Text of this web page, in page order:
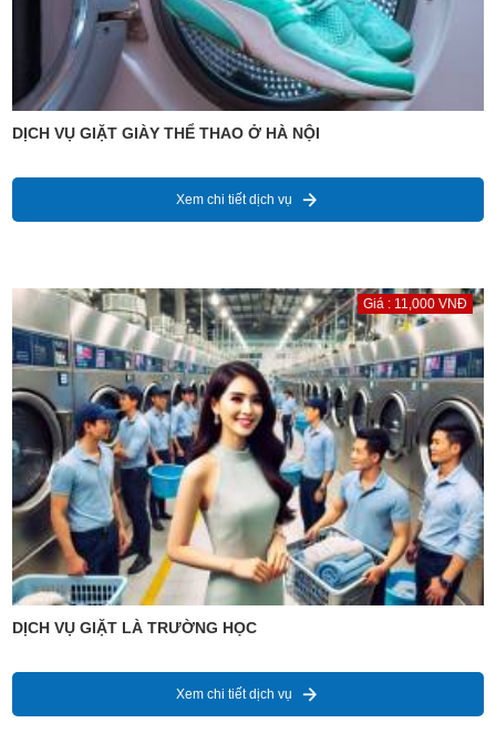
DỊCH VỤ GIẶT GIÀY THỂ THAO Ở HÀ NỘI
Xem chi tiết dịch vụ
Giá : 11,000 VNĐ
DỊCH VỤ GIẶT LÀ TRƯỜNG HỌC
Xem chi tiết dịch vụ